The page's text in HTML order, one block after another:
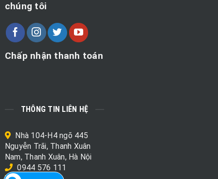
chúng tôi
Chấp nhận thanh toán
THÔNG TIN LIÊN HỆ
Nhà 104-H4 ngõ 445
Nguyễn Trãi, Thanh Xuân
Nam, Thanh Xuân, Hà Nội
0944 576 111